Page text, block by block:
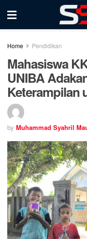
Home Pendidikan
Mahasiswa
UNIBA
Keterampilan
by Muhammad Syahril